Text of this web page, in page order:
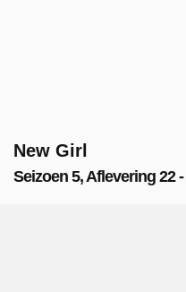
New Girl
Seizoen 5, Aflevering 22